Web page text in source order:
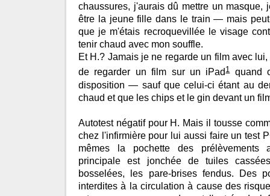
chaussures, j'aurais dû mettre un masque,
être la jeune fille dans le train — mais
que je m'étais recroquevillée le visage
tenir chaud avec mon souffle.
Et H.? Jamais je ne regarde un film avec
de regarder un film sur un iPad1 quand
disposition — sauf que celui-ci étant au
chaud et que les chips et le gin devant un
Autotest négatif pour H. Mais il tousse
chez l'infirmière pour lui aussi faire un test
mêmes la pochette des prélèvements
principale est jonchée de tuiles
bosselées, les pare-brises fendus. Des
interdites à la circulation à cause des